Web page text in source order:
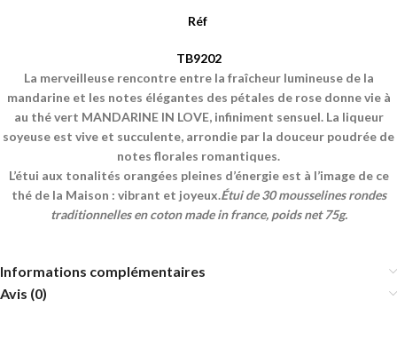
Réf
TB9202
La merveilleuse rencontre entre la fraîcheur lumineuse de la
mandarine et les notes élégantes des pétales de rose donne vie à
au thé vert MANDARINE IN LOVE, infiniment sensuel. La liqueur
soyeuse est vive et succulente, arrondie par la douceur poudrée de
notes florales romantiques.
L’étui aux tonalités orangées pleines d’énergie est à l’image de ce
thé de la Maison : vibrant et joyeux.Étui de 30 mousselines rondes
traditionnelles en coton made in france, poids net 75g.
Informations complémentaires
Avis (0)